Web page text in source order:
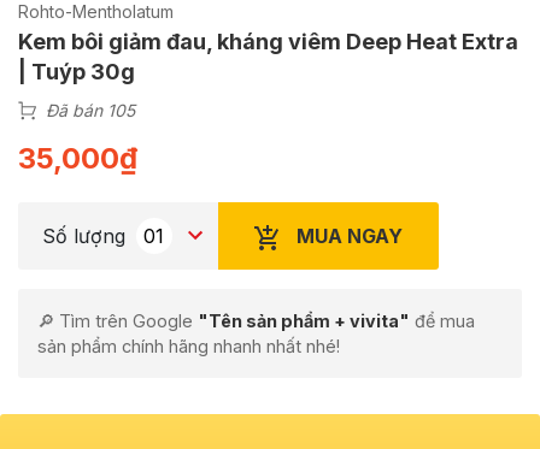
Rohto-Mentholatum
Kem bôi giảm đau, kháng viêm Deep Heat Extra
| Tuýp 30g
Đã bán 105
35,000₫
Số lượng MUA NGAY
🔎 Tìm trên Google "Tên sản phẩm + vivita" để mua
sản phẩm chính hãng nhanh nhất nhé!